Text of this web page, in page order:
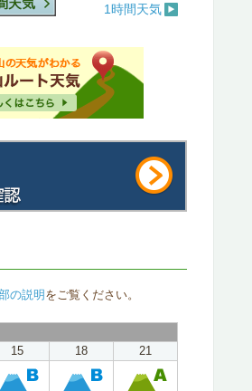
1時間天気
の説明をご覧ください。
15 18 21